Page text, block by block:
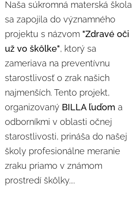
Naša súkromná materská škola
sa zapojila do významného
projektu s názvom "Zdravé oči
už vo škôlke", ktorý sa
zameriava na preventívnu
starostlivosť o zrak našich
najmenších. Tento projekt,
organizovaný BILLA ľuďom a
odborníkmi v oblasti očnej
starostlivosti, prináša do našej
školy profesionálne meranie
zraku priamo v známom
prostredí škôlky....